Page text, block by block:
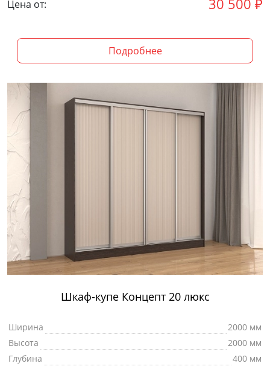
Цена от: 30 500 ₽
Подробнее
Шкаф-купе Концепт 20 люкс
Ширина
2000 мм
Высота
2000 мм
Глубина
400 мм